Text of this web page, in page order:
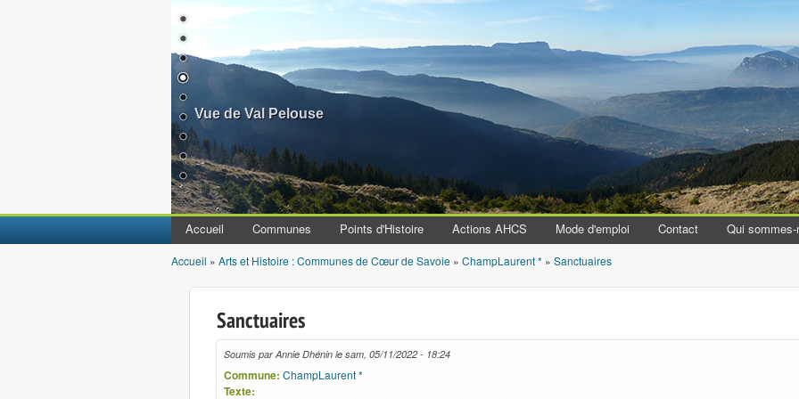
Aller au contenu principal
Vue de Val Pelouse
Accueil Communes Points d'Histoire Actions AHCS Mode d'emploi Contact Qui
Vous êtes ici
Accueil » Arts et Histoire : Communes de Cœur de Savoie » ChampLaurent * » Sanctuaires
Sanctuaires
Soumis parAnnie Dhénin le sam, 05/11/2022 - 18:24
Commune: ChampLaurent *
Texte: